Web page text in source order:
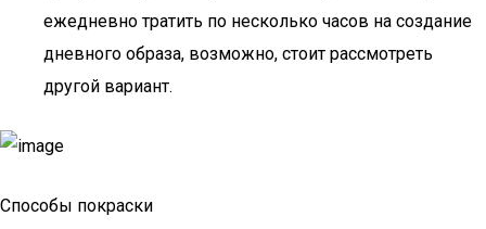
ежедневно тратить по несколько часов на создание
дневного образа, возможно, стоит рассмотреть
другой вариант.
Способы покраски